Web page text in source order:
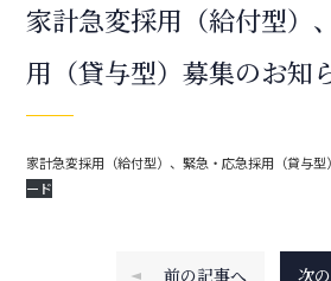
家計急変採用（給付型）
用（貸与型）募集のお知
家計急変採用（給付型）、緊急・応急採用（貸与
ード
前の記事へ 次